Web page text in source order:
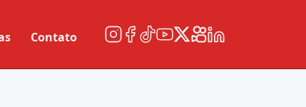
Contato